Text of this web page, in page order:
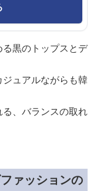
黒のトップスとデ
ュアルながらも韓
、バランスの取れ
ァッションの